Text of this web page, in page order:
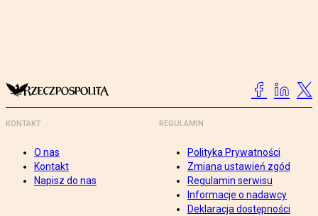
KONTAKT
O nas
Kontakt
Napisz do nas
REGULAMIN
Polityka Prywatności
Zmiana ustawień zgód
Regulamin serwisu
Informacje o nadawcy
Deklaracja dostępności